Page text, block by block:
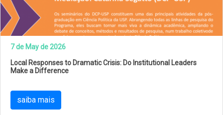
7 de May de 2026
Local Responses to Dramatic Crisis: Do Institutional Leaders
Make a Difference
saiba mais